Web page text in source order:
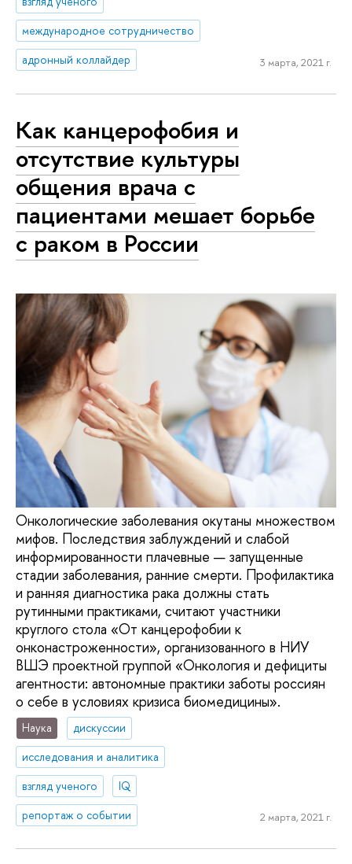
международное сотрудничество
адронный коллайдер
3 марта, 2021 г.
Как канцерофобия и
отсутствие культуры
общения врача с
пациентами мешает борьбе
с раком в России
Онкологические заболевания окутаны множеством
мифов. Последствия заблуждений и слабой
информированности плачевные — запущенные
стадии заболевания, ранние смерти. Профилактика
и ранняя диагностика рака должны стать
рутинными практиками, считают участники
круглого стола «От канцерофобии к
онконастроженности», организованного в НИУ
ВШЭ проектной группой «Онкология и дефициты
агентности: автономные практики заботы россиян
о себе в условиях кризиса биомедицины».
Наука
дискуссии
исследования и аналитика
взгляд ученого
IQ
репортаж о событии
2 марта, 2021 г.